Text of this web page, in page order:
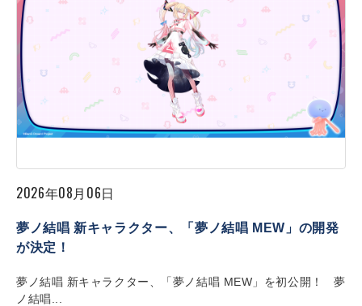
2026年08月06日
夢ノ結唱 新キャラクター、「夢ノ結唱 MEW」の開発
が決定！
夢ノ結唱 新キャラクター、「夢ノ結唱 MEW」を初公開！ 夢
ノ結唱...